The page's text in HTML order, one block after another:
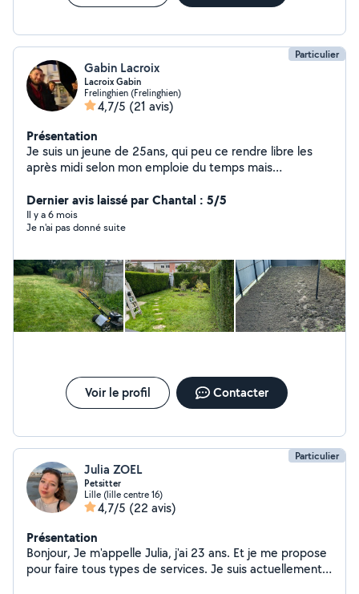
Particulier
Gabin Lacroix
Lacroix Gabin
Frelinghien (Frelinghien)
4,7/5 (21 avis)
Présentation
Je suis un jeune de 25ans, qui peu ce rendre libre les
après midi selon mon emploie du temps mais
fait. Disponible pour du jardinage, des déménagements
dans la métropole lilloise
Dernier avis laissé par Chantal : 5/5
Il y a 6 mois
Je n'ai pas donné suite
Voir le profil Contacter
Particulier
Julia ZOEL
Petsitter
Lille (lille centre 16)
4,7/5 (22 avis)
Présentation
Bonjour, Je m'appelle Julia, j'ai 23 ans. Et je me propose
pour faire tous types de services. Je suis actuellement